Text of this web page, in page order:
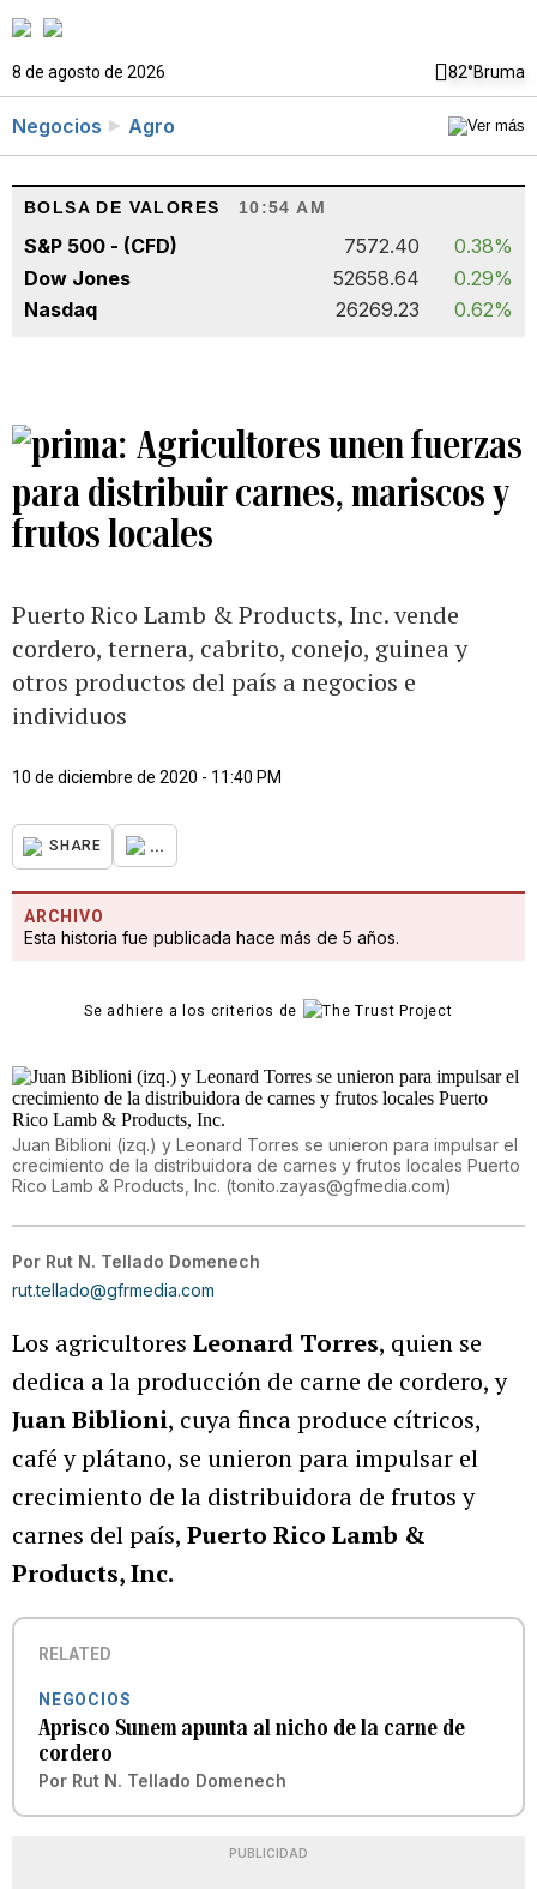
8 de agosto de 2026 82°Bruma
Negocios Agro
BOLSA DE VALORES 10:54 AM
S&P 500 - (CFD) 7572.40
0.38%
Dow Jones
52658.64
0.29%
Nasdaq
26269.23 0.62%
Agricultores unen fuerzas
para distribuir carnes, mariscos y
frutos locales
Puerto Rico Lamb & Products, Inc. vende
cordero, ternera, cabrito, conejo, guinea y
otros productos del país a negocios e
individuos
10 de diciembre de 2020 - 11:40 PM
SHARE ...
ARCHIVO
Esta historia fue publicada hace más de 5 años.
Se adhiere a los criterios de
Juan Biblioni (izq.) y Leonard Torres se unieron para impulsar el
crecimiento de la distribuidora de carnes y frutos locales Puerto
Rico Lamb & Products, Inc. (tonito.zayas@gfmedia.com)
Por Rut N. Tellado Domenech
rut.tellado@gfrmedia.com
Los agricultores Leonard Torres, quien se
dedica a la producción de carne de cordero, y
Juan Biblioni, cuya finca produce cítricos,
café y plátano, se unieron para impulsar el
crecimiento de la distribuidora de frutos y
carnes del país, Puerto Rico Lamb &
Products, Inc.
RELATED
NEGOCIOS
Aprisco Sunem apunta al nicho de la carne de
cordero
Por Rut N. Tellado Domenech
PUBLICIDAD